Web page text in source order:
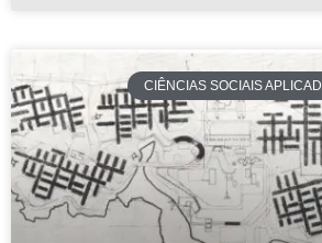
CIÊNCIAS SOCIAIS